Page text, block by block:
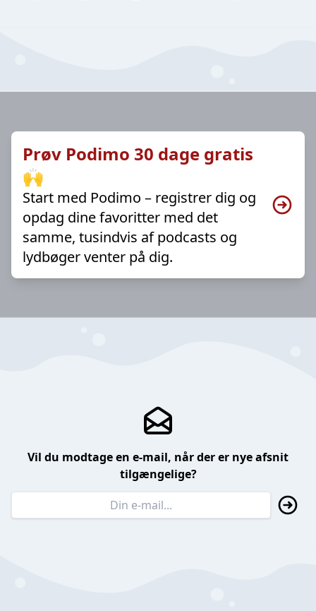
Prøv Podimo 30 dage gratis
🙌
Start med Podimo – registrer dig og
opdag dine favoritter med det
samme, tusindvis af podcasts og
lydbøger venter på dig.
Vil du modtage en e-mail, når der er nye afsnit
tilgængelige?